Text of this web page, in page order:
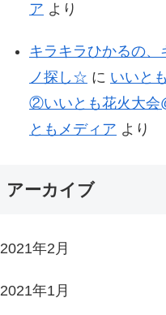
ア より
キラキラひかるの、
ノ探し☆ に いいと
②いいとも花火大会
ともメディア より
アーカイブ
2021年2月
2021年1月